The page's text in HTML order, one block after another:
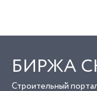
БИРЖА
Строительный